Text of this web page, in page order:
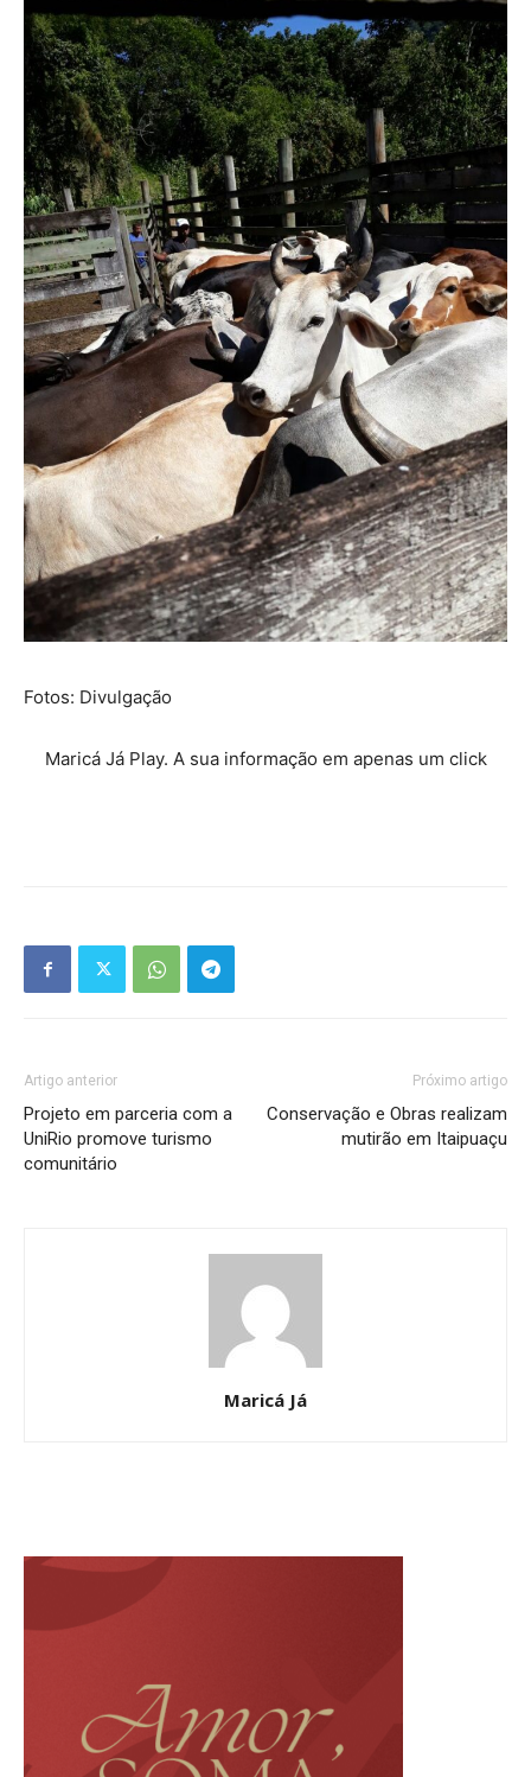
Fotos: Divulgação
Maricá Já Play. A sua informação em apenas um click
Artigo anterior
Projeto em parceria com a
UniRio promove turismo
comunitário
Próximo artigo
Conservação e Obras realizam
mutirão em Itaipuaçu
Maricá Já